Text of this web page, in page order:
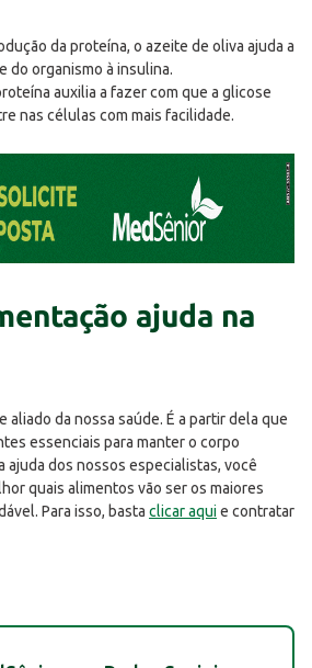
da proteína, o azeite de oliva ajuda a
do organismo à insulina.
auxilia a fazer com que a glicose
nas células com mais facilidade.
ajuda na
aliado da nossa saúde. É a partir dela que
essenciais para manter o corpo
ajuda dos nossos especialistas, você
quais alimentos vão ser os maiores
Para isso, basta clicar aquie contratar